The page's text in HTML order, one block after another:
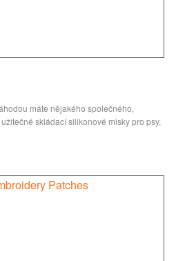
máte nějakého společného,
skládací silikonové misky pro psy,